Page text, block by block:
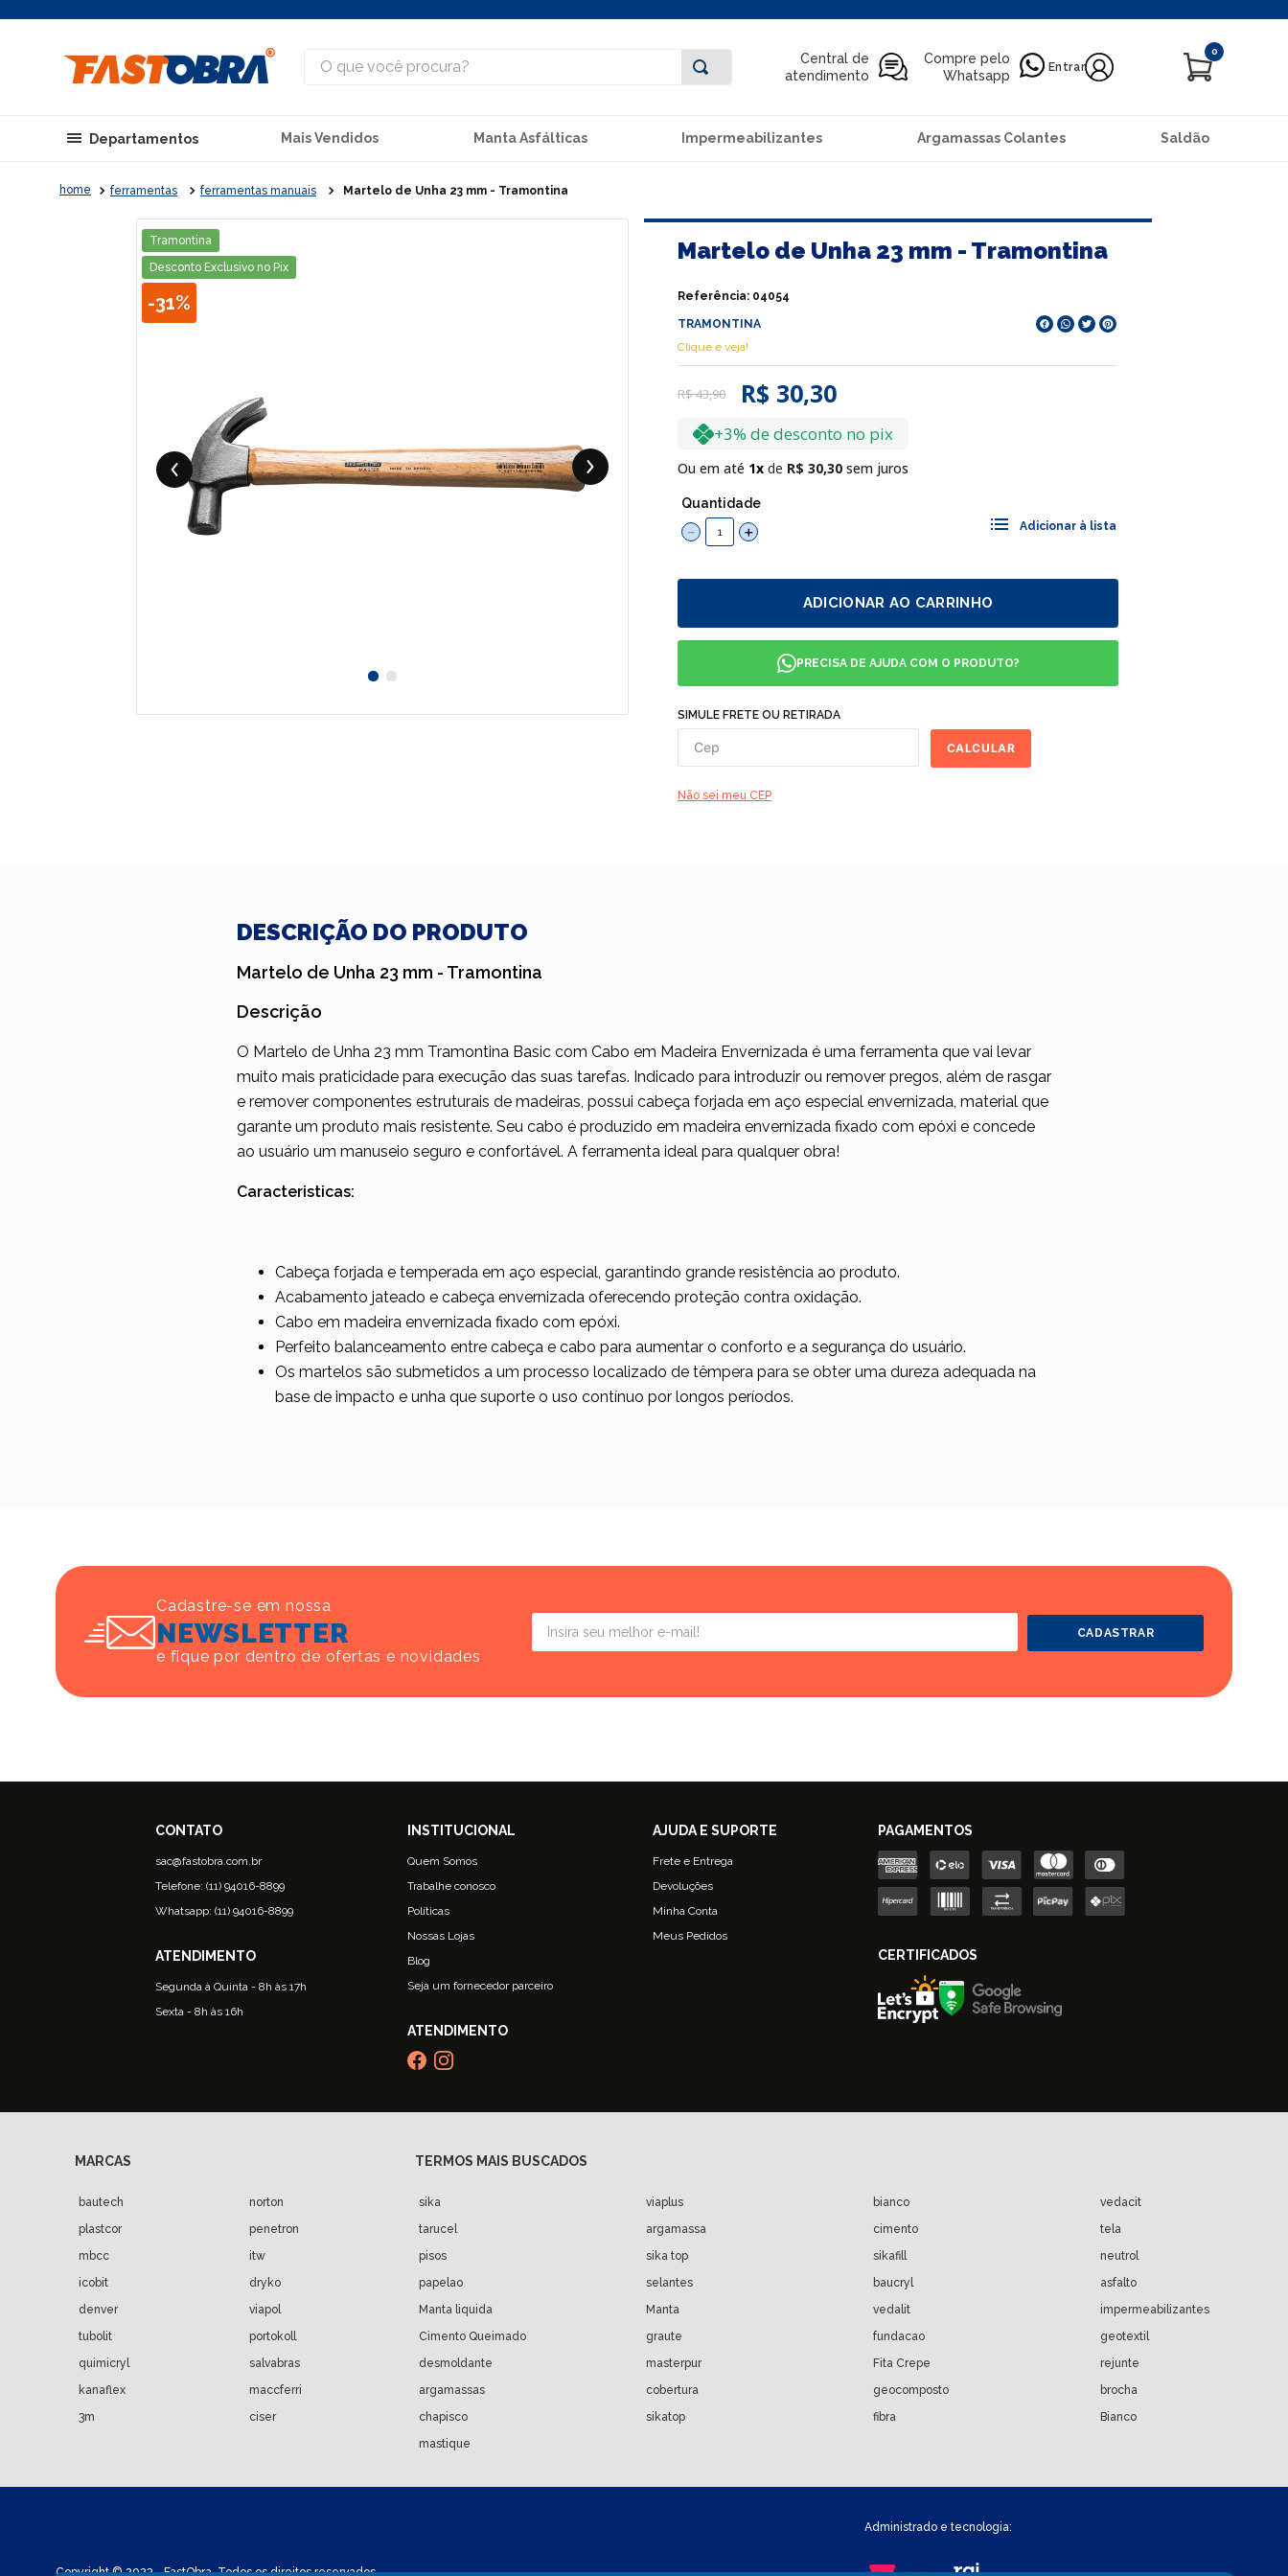
O que você procura?
Central de
atendimento
Compre pelo
Whatsapp
Entrar
0
Departamentos Mais Vendidos Manta Asfálticas Impermeabilizantes Argamassas Colantes Saldão
ferramentas ferramentas manuais Martelo de Unha 23 mm - Tramontina
Tramontina
Desconto Exclusivo no Pix
-31%
Martelo de Unha 23 mm - Tramontina
Referência: 04054
TRAMONTINA
Clique e veja!
R$43,90 R$ 30,30
+3% de desconto no pix
Ou em até 1 R$ 30,30 sem juros
Quantidade
＋
－
ADICIONAR AO CARRINHO
PRECISA DE AJUDA COM O PRODUTO?
SIMULE FRETE OU RETIRADA
CALCULAR
Não sei meu CEP
DESCRIÇÃO DO PRODUTO
Martelo de Unha 23 mm - Tramontina
Descrição
O Martelo de Unha 23 mm Tramontina Basic com Cabo em Madeira Envernizada é uma ferramenta que vai levar
muito mais praticidade para execução das suas tarefas. Indicado para introduzir ou remover pregos, além de rasgar
e remover componentes estruturais de madeiras, possui cabeça forjada em aço especial envernizada, material que
garante um produto mais resistente. Seu cabo é produzido em madeira envernizada fixado com epóxi e concede
ao usuário um manuseio seguro e confortável. A ferramenta ideal para qualquer obra!
Caracteristicas:
Cabeça forjada e temperada em aço especial, garantindo grande resistência ao produto.
Acabamento jateado e cabeça envernizada oferecendo proteção contra oxidação.
Cabo em madeira envernizada fixado com epóxi.
Perfeito balanceamento entre cabeça e cabo para aumentar o conforto e a segurança do usuário.
Os martelos são submetidos a um processo localizado de têmpera para se obter uma dureza adequada na
base de impacto e unha que suporte o uso contínuo por longos períodos.
Cadastre-se em nossa
NEWSLETTER
e fique por dentro de ofertas e novidades
CADASTRAR
sac@fastobra.com.br
Telefone: (11) 94016-8899
Whatsapp: (11) 94016-8899
Segunda à Quinta - 8h às 17h
Sexta - 8h às 16h
Quem Somos
Trabalhe conosco
Políticas
Nossas Lojas
Blog
Seja um fornecedor parceiro
Frete e Entrega
Devoluções
Minha Conta
Meus Pedidos
bautech
norton
plastcor
penetron
mbcc
itw
icobit
dryko
denver
viapol
tubolit
portokoll
quimicryl
salvabras
kanaflex
maccferri
3m
ciser
sika viaplus bianco
vedacit
tarucel
argamassa cimento
tela
pisos
sika top sikafill
neutrol
papelao
selantes baucryl
asfalto
Manta liquida
Manta vedalit
impermeabilizantes
Cimento Queimado
graute fundacao
geotextil
desmoldante
masterpur Fita Crepe
rejunte
argamassas
cobertura geocomposto
brocha
chapisco
sikatop fibra
Bianco
mastique
Copyright © 2023 - FastObra. Todos os direitos reservados.